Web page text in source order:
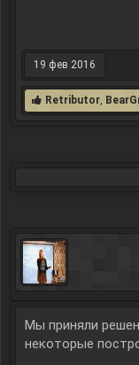
19 фев 2016
Retributor,
Мы приняли
некоторые